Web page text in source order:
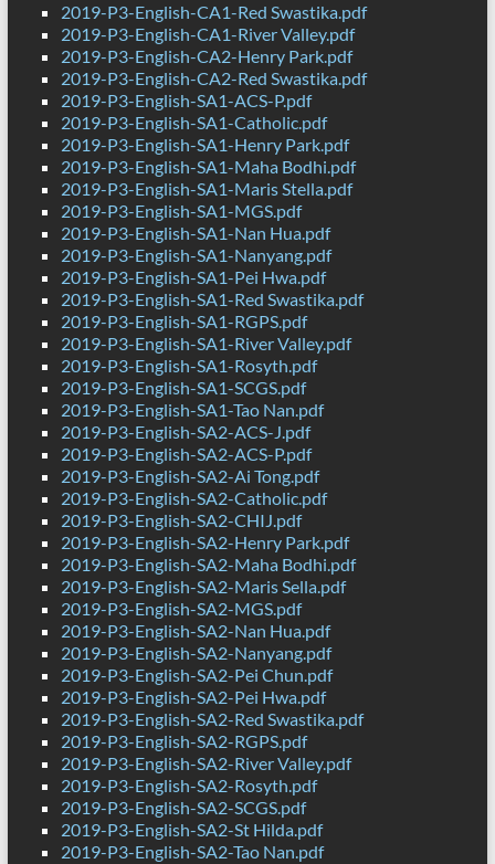
2019-P3-English-CA1-Red Swastika.pdf
2019-P3-English-CA1-River Valley.pdf
2019-P3-English-CA2-Henry Park.pdf
2019-P3-English-CA2-Red Swastika.pdf
2019-P3-English-SA1-ACS-P.pdf
2019-P3-English-SA1-Catholic.pdf
2019-P3-English-SA1-Henry Park.pdf
2019-P3-English-SA1-Maha Bodhi.pdf
2019-P3-English-SA1-Maris Stella.pdf
2019-P3-English-SA1-MGS.pdf
2019-P3-English-SA1-Nan Hua.pdf
2019-P3-English-SA1-Nanyang.pdf
2019-P3-English-SA1-Pei Hwa.pdf
2019-P3-English-SA1-Red Swastika.pdf
2019-P3-English-SA1-RGPS.pdf
2019-P3-English-SA1-River Valley.pdf
2019-P3-English-SA1-Rosyth.pdf
2019-P3-English-SA1-SCGS.pdf
2019-P3-English-SA1-Tao Nan.pdf
2019-P3-English-SA2-ACS-J.pdf
2019-P3-English-SA2-ACS-P.pdf
2019-P3-English-SA2-Ai Tong.pdf
2019-P3-English-SA2-Catholic.pdf
2019-P3-English-SA2-CHIJ.pdf
2019-P3-English-SA2-Henry Park.pdf
2019-P3-English-SA2-Maha Bodhi.pdf
2019-P3-English-SA2-Maris Sella.pdf
2019-P3-English-SA2-MGS.pdf
2019-P3-English-SA2-Nan Hua.pdf
2019-P3-English-SA2-Nanyang.pdf
2019-P3-English-SA2-Pei Chun.pdf
2019-P3-English-SA2-Pei Hwa.pdf
2019-P3-English-SA2-Red Swastika.pdf
2019-P3-English-SA2-RGPS.pdf
2019-P3-English-SA2-River Valley.pdf
2019-P3-English-SA2-Rosyth.pdf
2019-P3-English-SA2-SCGS.pdf
2019-P3-English-SA2-St Hilda.pdf
2019-P3-English-SA2-Tao Nan.pdf